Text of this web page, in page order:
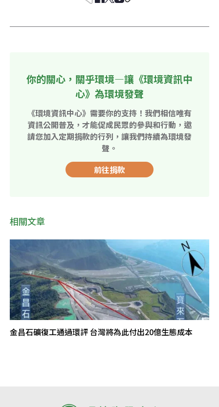
你的關心，關乎環境—讓《環境資訊中
心》為環境發聲
《環境資訊中心》需要你的支持！我們相信唯有
資訊公開普及，才能促成民眾的參與和行動，邀
請您加入定期捐款的行列，讓我們持續為環境發
聲。
前往捐款
相關文章
金昌石礦復工通過環評 台灣將為此付出20億生態成本